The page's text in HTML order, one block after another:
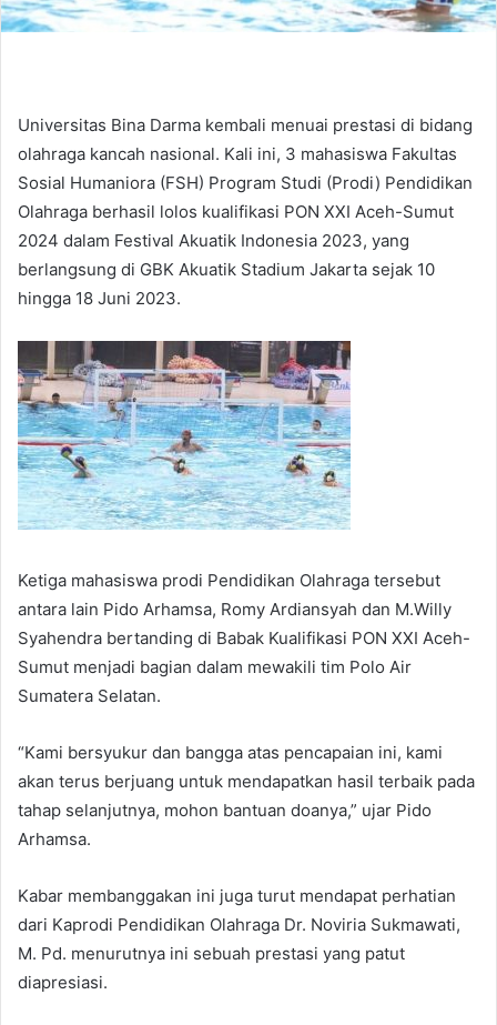
Universitas Bina Darma kembali menuai prestasi di bidang
olahraga kancah nasional. Kali ini, 3 mahasiswa Fakultas
Sosial Humaniora (FSH) Program Studi (Prodi) Pendidikan
Olahraga berhasil lolos kualifikasi PON XXI Aceh-Sumut
2024 dalam Festival Akuatik Indonesia 2023, yang
berlangsung di GBK Akuatik Stadium Jakarta sejak 10
hingga 18 Juni 2023.
Ketiga mahasiswa prodi Pendidikan Olahraga tersebut
antara lain Pido Arhamsa, Romy Ardiansyah dan M.Willy
Syahendra bertanding di Babak Kualifikasi PON XXI Aceh-
Sumut menjadi bagian dalam mewakili tim Polo Air
Sumatera Selatan.
“Kami bersyukur dan bangga atas pencapaian ini, kami
akan terus berjuang untuk mendapatkan hasil terbaik pada
tahap selanjutnya, mohon bantuan doanya,” ujar Pido
Arhamsa.
Kabar membanggakan ini juga turut mendapat perhatian
dari Kaprodi Pendidikan Olahraga Dr. Noviria Sukmawati,
M. Pd. menurutnya ini sebuah prestasi yang patut
diapresiasi.